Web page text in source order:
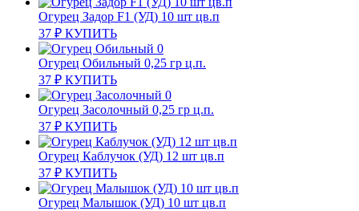
Огурец Задор F1 (УД) 10 шт цв.п
37 ₽ КУПИТЬ
Огурец Обильный 0,25 гр ц.п.
37 ₽ КУПИТЬ
Огурец Засолочный 0,25 гр ц.п.
37 ₽ КУПИТЬ
Огурец Каблучок (УД) 12 шт цв.п
37 ₽ КУПИТЬ
Огурец Малышок (УД) 10 шт цв.п